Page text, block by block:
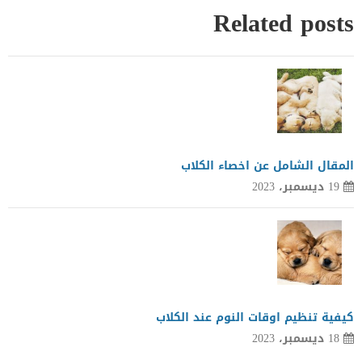
Related posts
المقال الشامل عن اخصاء الكلاب
19 ديسمبر، 2023
كيفية تنظيم اوقات النوم عند الكلاب
18 ديسمبر، 2023